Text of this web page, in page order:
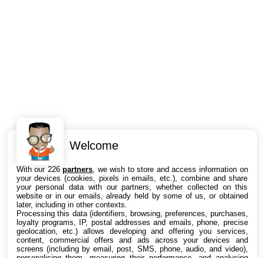
Intéressant ? Partagez !
Welcome
With our 226partners , we wish to store and access information on
your devices (cookies, pixels in emails, etc.), combine and share
your personal data with our partners, whether collected on this
website or in our emails, already held by some of us, or obtained
later, including in other contexts.
Processing this data (identifiers, browsing, preferences, purchases,
loyalty programs, IP, postal addresses and emails, phone, precise
geolocation, etc.) allows developing and offering you services,
content, commercial offers and ads across your devices and
screens (including by email, post, SMS, phone, audio, and video),